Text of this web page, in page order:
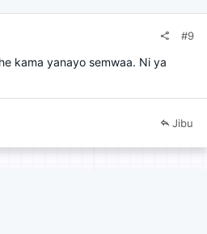
#9
kama yanayo semwaa. Ni ya
Jibu